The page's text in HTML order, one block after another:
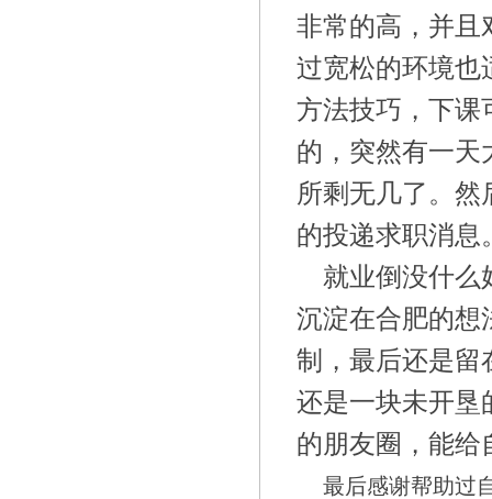
非常的高，并且
过宽松的环境也
方法技巧，下课
的，突然有一天
所剩无几了。然
的投递求职消息
就业倒没什么
沉淀在合肥的想
制，最后还是留
还是一块未开垦
的朋友圈，能给
最后感谢帮助过